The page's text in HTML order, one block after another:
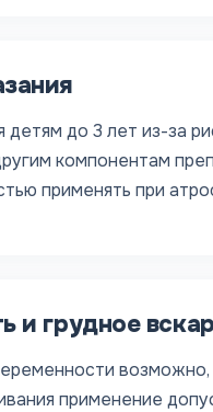
до 3 лет из-за
компонентам
применять при
и грудное
применение